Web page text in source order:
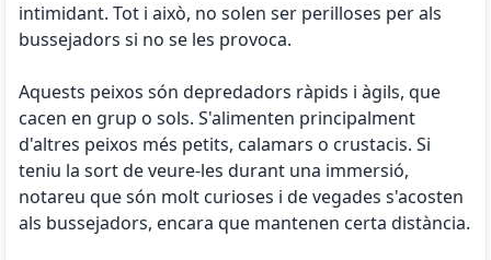
intimidant. Tot i això, no solen ser perilloses per als
bussejadors si no se les provoca.
Aquests peixos són depredadors ràpids i àgils, que
cacen en grup o sols. S'alimenten principalment
d'altres peixos més petits, calamars o crustacis. Si
teniu la sort de veure-les durant una immersió,
notareu que són molt curioses i de vegades s'acosten
als bussejadors, encara que mantenen certa distància.